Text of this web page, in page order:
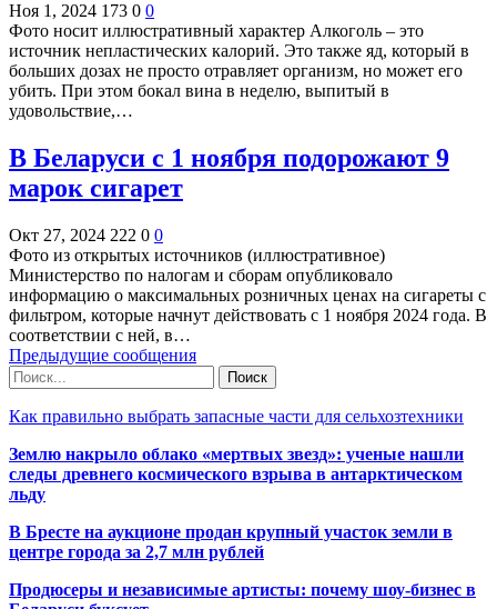
Ноя 1, 2024 173 0 0
Фото носит иллюстративный характер Алкоголь – это
источник непластических калорий. Это также яд, который в
больших дозах не просто отравляет организм, но может его
убить. При этом бокал вина в неделю, выпитый в
удовольствие,…
В Беларуси с 1 ноября подорожают 9
марок сигарет
Окт 27, 2024 222 0 0
Фото из открытых источников (иллюстративное)
Министерство по налогам и сборам опубликовало
информацию о максимальных розничных ценах на сигареты с
фильтром, которые начнут действовать с 1 ноября 2024 года. В
соответствии с ней, в…
Предыдущие сообщения
Как правильно выбрать запасные части для сельхозтехники
Землю накрыло облако «мертвых звезд»: ученые нашли
следы древнего космического взрыва в антарктическом
льду
В Бресте на аукционе продан крупный участок земли в
центре города за 2,7 млн рублей
Продюсеры и независимые артисты: почему шоу-бизнес в